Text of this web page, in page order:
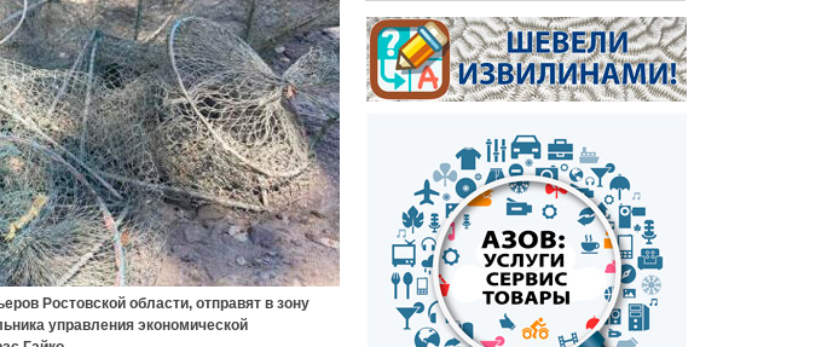
Ростовской области, отправят в зону
управления экономической